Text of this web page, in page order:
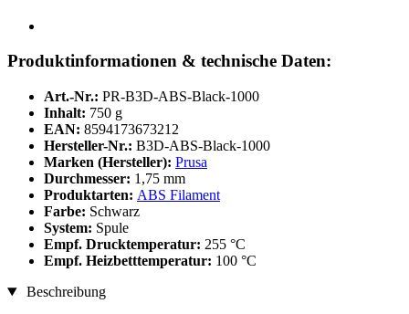
Produktinformationen & technische Daten:
Art.-Nr.: PR-B3D-ABS-Black-1000
Inhalt: 750 g
EAN: 8594173673212
Hersteller-Nr.: B3D-ABS-Black-1000
Marken (Hersteller): Prusa
Durchmesser: 1,75 mm
Produktarten: ABS Filament
Farbe: Schwarz
System: Spule
Empf. Drucktemperatur: 255 °C
Empf. Heizbetttemperatur: 100 °C
Beschreibung